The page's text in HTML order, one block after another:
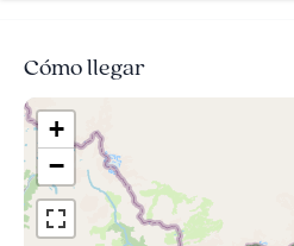
Cómo llegar
+
−